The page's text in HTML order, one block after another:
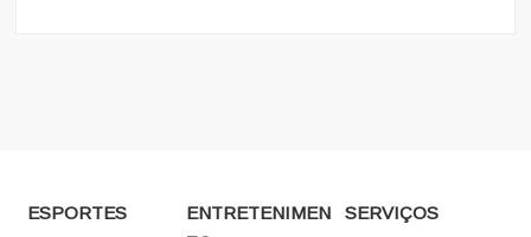
ESPORTES
ENTRETENIMEN
SERVIÇOS